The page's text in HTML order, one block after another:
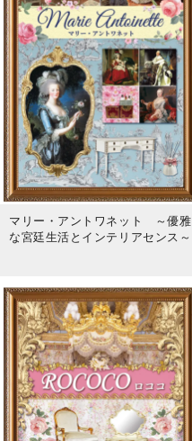
マリー・アントワネット ～優雅
な宮廷生活とインテリアセンス～